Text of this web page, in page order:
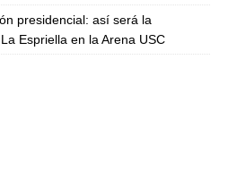
presidencial: así será la
Espriella en la Arena USC